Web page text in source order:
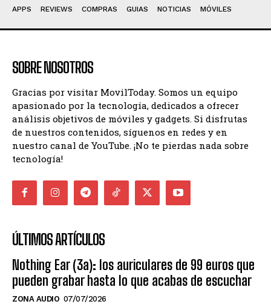
APPS REVIEWS COMPRAS GUIAS NOTICIAS MÓVILES
SOBRE NOSOTROS
Gracias por visitar MovilToday. Somos un equipo
apasionado por la tecnología, dedicados a ofrecer
análisis objetivos de móviles y gadgets. Si disfrutas
de nuestros contenidos, síguenos en redes y en
nuestro canal de YouTube. ¡No te pierdas nada sobre
tecnología!
ÚLTIMOS ARTÍCULOS
Nothing Ear (3a): los auriculares de 99 euros que
pueden grabar hasta lo que acabas de escuchar
ZONA AUDIO 07/07/2026